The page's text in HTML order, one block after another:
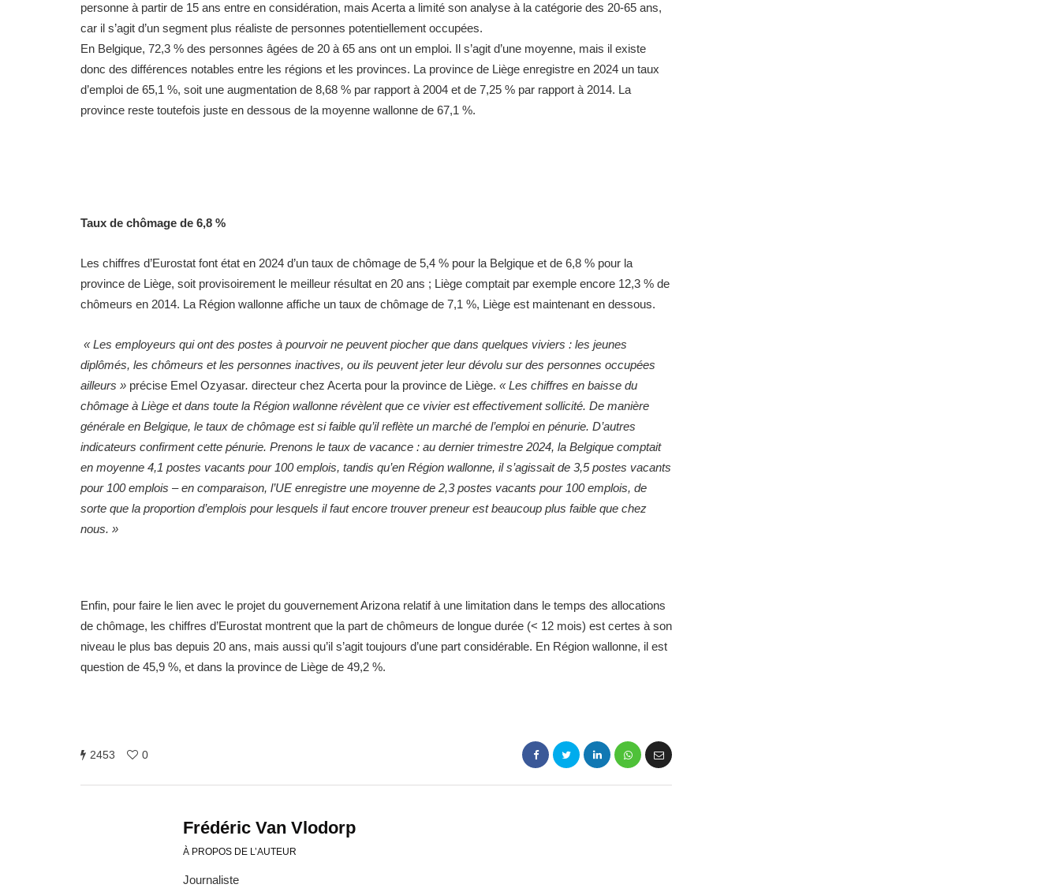
personne à partir de 15 ans entre en considération, mais Acerta a limité son analyse à la catégorie des 20-65 ans,
car il s’agit d’un segment plus réaliste de personnes potentiellement occupées.
En Belgique, 72,3 % des personnes âgées de 20 à 65 ans ont un emploi. Il s’agit d’une moyenne, mais il existe
donc des différences notables entre les régions et les provinces. La province de Liège enregistre en 2024 un taux
d’emploi de 65,1 %, soit une augmentation de 8,68 % par rapport à 2004 et de 7,25 % par rapport à 2014. La
province reste toutefois juste en dessous de la moyenne wallonne de 67,1 %.
Taux de chômage de 6,8 %
Les chiffres d’Eurostat font état en 2024 d’un taux de chômage de 5,4 % pour la Belgique et de 6,8 % pour la
province de Liège, soit provisoirement le meilleur résultat en 20 ans ; Liège comptait par exemple encore 12,3 % de
chômeurs en 2014. La Région wallonne affiche un taux de chômage de 7,1 %, Liège est maintenant en dessous.
« Les employeurs qui ont des postes à pourvoir ne peuvent piocher que dans quelques viviers : les jeunes
diplômés, les chômeurs et les personnes inactives, ou ils peuvent jeter leur dévolu sur des personnes occupées
ailleurs » précise Emel Ozyasar. directeur chez Acerta pour la province de Liège. « Les chiffres en baisse du
chômage à Liège et dans toute la Région wallonne révèlent que ce vivier est effectivement sollicité. De manière
générale en Belgique, le taux de chômage est si faible qu’il reflète un marché de l’emploi en pénurie. D’autres
indicateurs confirment cette pénurie. Prenons le taux de vacance : au dernier trimestre 2024, la Belgique comptait
en moyenne 4,1 postes vacants pour 100 emplois, tandis qu’en Région wallonne, il s’agissait de 3,5 postes vacants
pour 100 emplois – en comparaison, l’UE enregistre une moyenne de 2,3 postes vacants pour 100 emplois, de
sorte que la proportion d’emplois pour lesquels il faut encore trouver preneur est beaucoup plus faible que chez
nous. »
Enfin, pour faire le lien avec le projet du gouvernement Arizona relatif à une limitation dans le temps des allocations
de chômage, les chiffres d’Eurostat montrent que la part de chômeurs de longue durée (< 12 mois) est certes à son
niveau le plus bas depuis 20 ans, mais aussi qu’il s’agit toujours d’une part considérable. En Région wallonne, il est
question de 45,9 %, et dans la province de Liège de 49,2 %.
2453 0
Frédéric Van Vlodorp
À PROPOS DE L’AUTEUR
Journaliste